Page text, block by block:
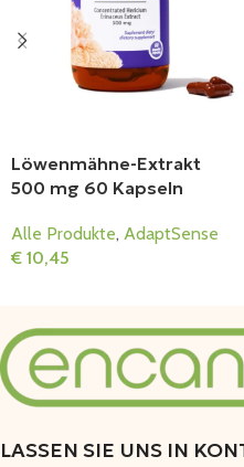
Löwenmähne-Extrakt
500 mg 60 Kapseln
Alle Produkte, AdaptSense
€ 10,45
LASSEN SIE UNS IN